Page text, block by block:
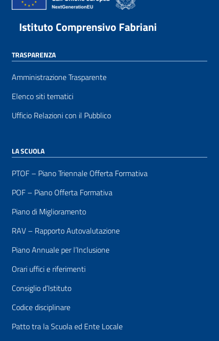
Istituto Comprensivo Fabriani
TRASPARENZA
Amministrazione Trasparente
Elenco siti tematici
Ufficio Relazioni con il Pubblico
LA SCUOLA
PTOF – Piano Triennale Offerta Formativa
POF – Piano Offerta Formativa
Piano di Miglioramento
RAV – Rapporto Autovalutazione
Piano Annuale per l’Inclusione
Orari uffici e riferimenti
Consiglio d’Istituto
Codice disciplinare
Patto tra la Scuola ed Ente Locale